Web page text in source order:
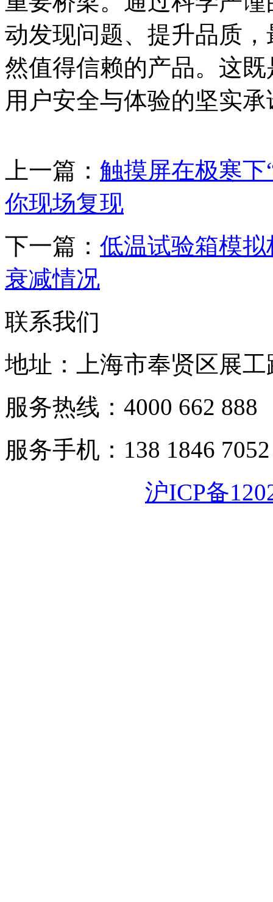
动发现问题、提升品质
然值得信赖的产品。这
用户安全与体验的坚实承
上一篇： 触摸屏在极寒
你现场复现
下一篇： 低温试验箱模
衰减情况
联系我们
地址：上海市奉贤区展工
服务热线：4000 662 888
服务手机：138 1846 7052
沪ICP备